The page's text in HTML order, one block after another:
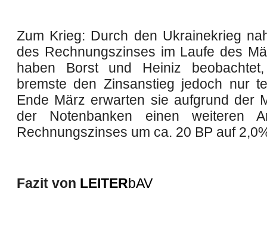
Zum Krieg: Durch den Ukrainekrieg
des Rechnungszinses im Laufe des
haben Borst und Heiniz
bremste den Zinsanstieg jedoch nur
Ende März erwarten sie aufgrund der
der Notenbanken einen weiteren
Rechnungszinses um ca. 20 BP auf
Fazit von LEITERbAV